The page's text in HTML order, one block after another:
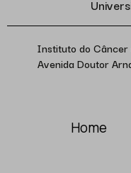
Instituto do Câncer
Avenida Doutor
Home